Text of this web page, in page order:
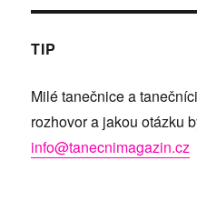
TIP
Milé tanečnice a
rozhovor a jakou otázku
info@tanecnimagazin.cz